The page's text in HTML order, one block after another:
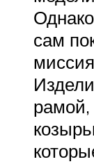
сам
рамой,